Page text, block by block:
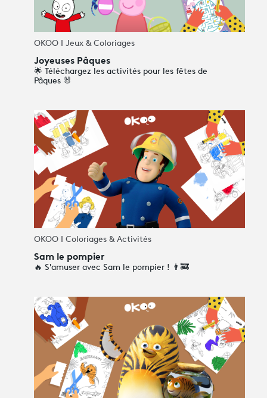
Joyeuses Pâques
🌟 Téléchargez les activités pour les fêtes de
Pâques 🐰
OKOO I Jeux & Coloriages
Sam le pompier
🔥 S'amuser avec Sam le pompier ! 👨‍🚒
OKOO I Coloriages & Activités